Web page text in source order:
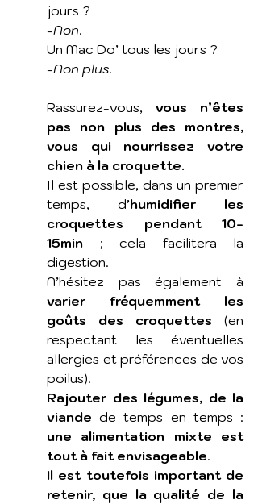
jours ?
-Non.
Un Mac Do’ tous les jours ?
-Non plus.
Rassurez-vous, vous n’êtes
pas non plus des montres,
vous qui nourrissez votre
chien à la croquette.
Il est possible, dans un premier
temps, d’humidifier les
croquettes pendant 10-
15min ; cela facilitera la
digestion.
varier fréquemment les
goûts des croquettes (en
respectant les éventuelles
allergies et préférences de vos
poilus).
Rajouter des légumes, de la
viande
une alimentation mixte est
tout à fait envisageable.
Il est toutefois important de
retenir, que la qualité de la